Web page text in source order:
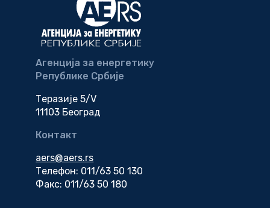
Агенција за енергетику
Републике Србије
Теразије 5/V
11103 Београд
Контакт
aers@aers.rs
Телефон: 011/63 50 130
Факс: 011/63 50 180